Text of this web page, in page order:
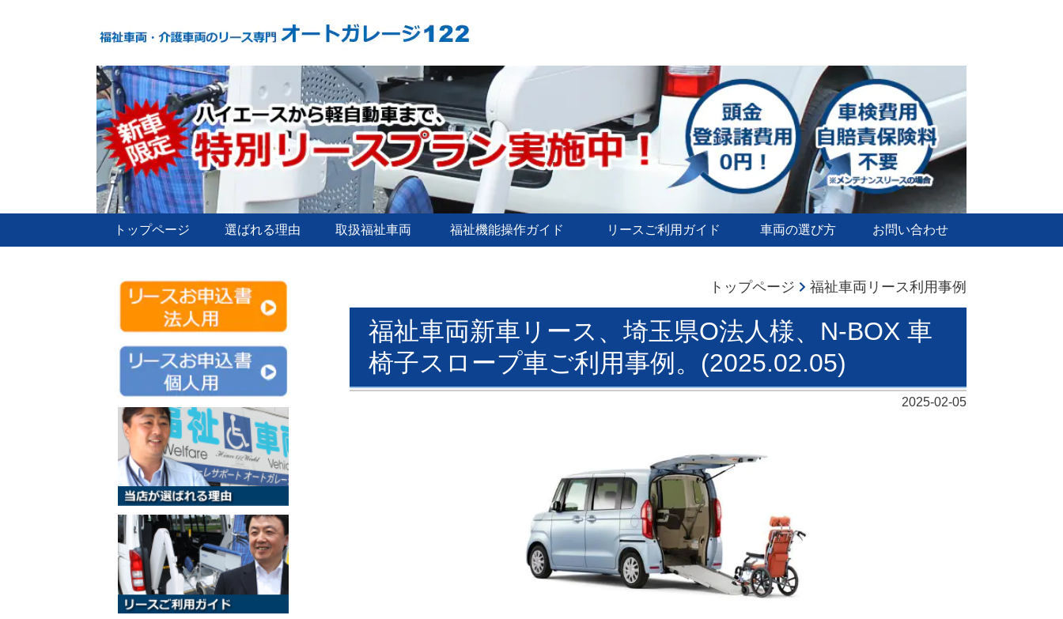
トップページ 選ばれる理由 取扱福祉車両 福祉機能操作ガイド リースご利用ガイド 車両の選び方 お問い合わせ
トップページ 福祉車両リース利用事例
福祉車両新車リース、埼玉県O法人様、N-BOX 車
椅子スロープ車ご利用事例。(2025.02.05)
2025-02-05